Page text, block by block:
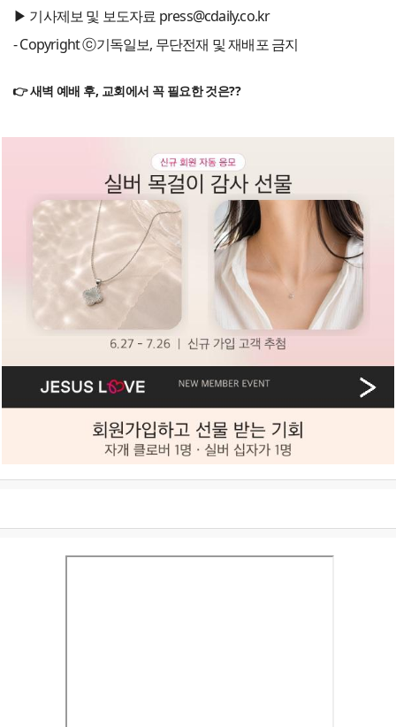
▶ 기사제보 및 보도자료 press@cdaily.co.kr
- Copyright ⓒ기독일보, 무단전재 및 재배포 금지
👉 새벽 예배 후, 교회에서 꼭 필요한 것은??